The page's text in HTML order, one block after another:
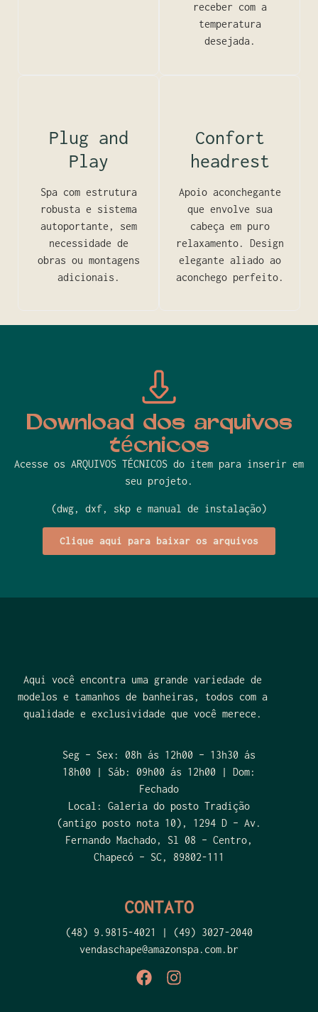
receber com a
temperatura
desejada.
Plug and
Play
Spa com estrutura
robusta e sistema
autoportante, sem
necessidade de
obras ou montagens
adicionais.
Confort
headrest
Apoio aconchegante
que envolve sua
cabeça em puro
relaxamento. Design
elegante aliado ao
aconchego perfeito.
Download dos arquivos
técnicos
Acesse os ARQUIVOS TÉCNICOS do item para inserir em
seu projeto.
(dwg, dxf, skp e manual de instalação)
Clique aqui para baixar os arquivos
Aqui você encontra uma grande variedade de
modelos e tamanhos de banheiras, todos com a
qualidade e exclusividade que você merece.
Seg – Sex: 08h ás 12h00 – 13h30 ás
18h00 | Sáb: 09h00 ás 12h00 | Dom:
Fechado
Local: Galeria do posto Tradição
(antigo posto nota 10) , 1294 D – Av.
Fernando Machado, Sl 08 – Centro,
Chapecó – SC, 89802-111
CONTATO
(48) 9.9815-4021 | (49) 3027-2040
vendaschape@amazonspa.com.br